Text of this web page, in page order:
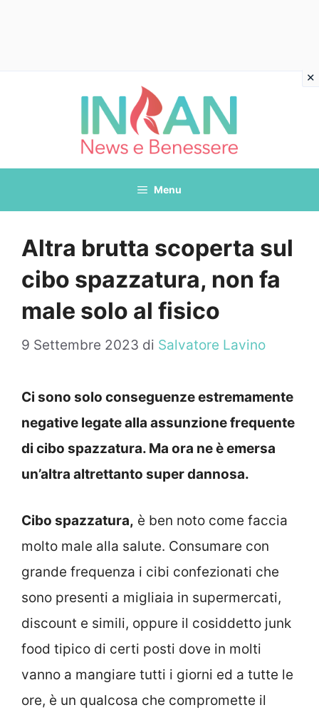
Menu
Altra brutta scoperta sul
cibo spazzatura, non fa
male solo al fisico
9 Settembre 2023 di Salvatore Lavino
Ci sono solo conseguenze estremamente
negative legate alla assunzione frequente
di cibo spazzatura. Ma ora ne è emersa
un’altra altrettanto super dannosa.
Cibo spazzatura, è ben noto come faccia
molto male alla salute. Consumare con
grande frequenza i cibi confezionati che
sono presenti a migliaia in supermercati,
discount e simili, oppure il cosiddetto junk
food tipico di certi posti dove in molti
vanno a mangiare tutti i giorni ed a tutte le
ore, è un qualcosa che compromette il